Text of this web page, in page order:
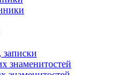
знаменитостей